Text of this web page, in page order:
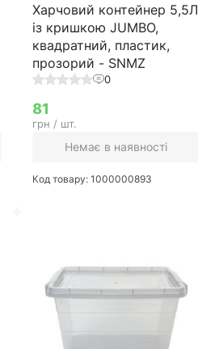
Харчовий контейнер 5,5Л
із кришкою JUMBO,
квадратний, пластик,
прозорий - SNMZ
0
81
грн / шт.
Немає в наявності
Код товару: 1000000893